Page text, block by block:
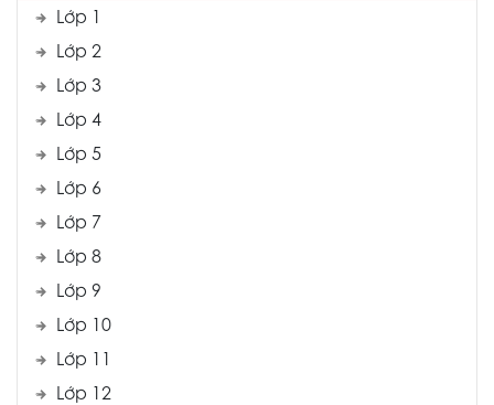
Lớp 1
Lớp 2
Lớp 3
Lớp 4
Lớp 5
Lớp 6
Lớp 7
Lớp 8
Lớp 9
Lớp 10
Lớp 11
Lớp 12